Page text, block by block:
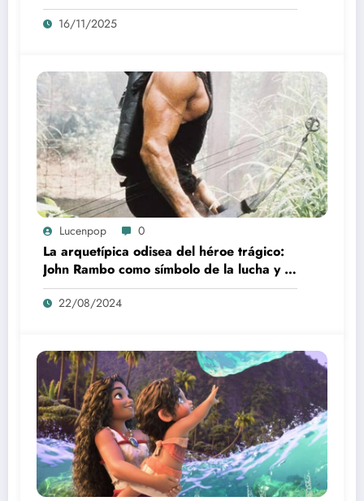
16/11/2025
Lucenpop 0
La arquetípica odisea del héroe trágico:
John Rambo como símbolo de la lucha y la
alienación en la modernidad
22/08/2024